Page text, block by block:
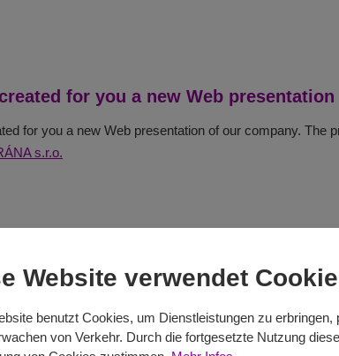
for you a new Web presentation
for you a new Web presentation of our company. The
s.r.o.
Website verwendet
benutzt Cookies, um Dienstleistungen zu erbringen,
von Verkehr. Durch die fortgesetzte Nutzung